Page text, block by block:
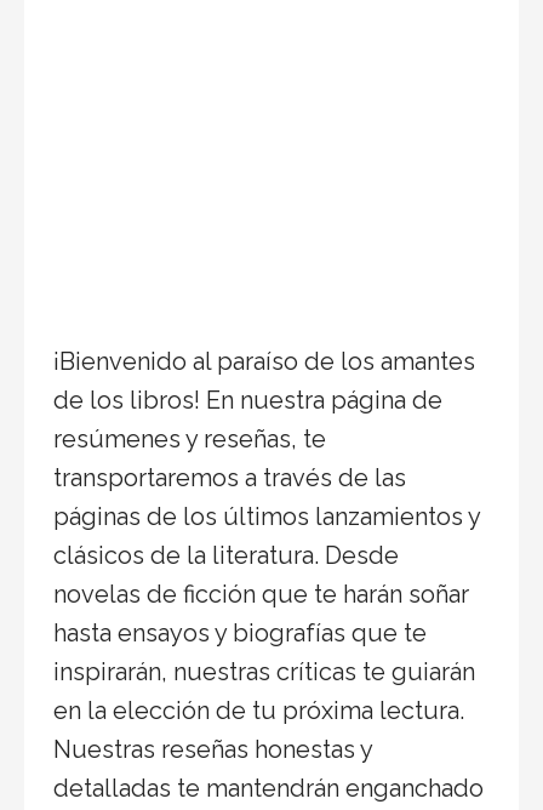
¡Bienvenido al paraíso de los amantes
de los libros! En nuestra página de
resúmenes y reseñas, te
transportaremos a través de las
páginas de los últimos lanzamientos y
clásicos de la literatura. Desde
novelas de ficción que te harán soñar
hasta ensayos y biografías que te
inspirarán, nuestras críticas te guiarán
en la elección de tu próxima lectura.
Nuestras reseñas honestas y
detalladas te mantendrán enganchado